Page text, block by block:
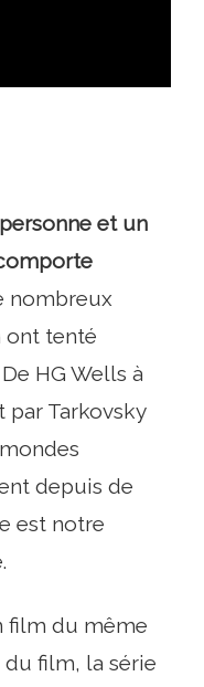
et un
nombreux
ont tenté
HG Wells à
par Tarkovsky
depuis de
est notre
film du même
du film, la série